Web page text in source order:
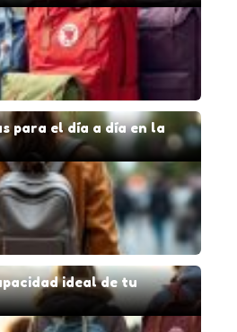
para el día a día en la
ideal de tu